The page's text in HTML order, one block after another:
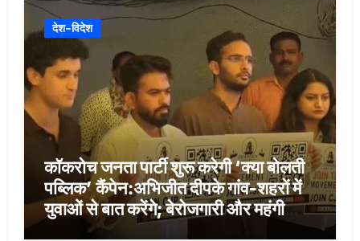
देश-विदेश
कॉकरोच जनता पार्टी शुरू करेगी ‘क्या बोलती
पब्लिक’ कैंपेन:अभिजीत दीपके गांव-शहरों में
युवाओं से बात करेंगे; बेरोजगारी और महंगी
शिक्षा होगी मुद्दा